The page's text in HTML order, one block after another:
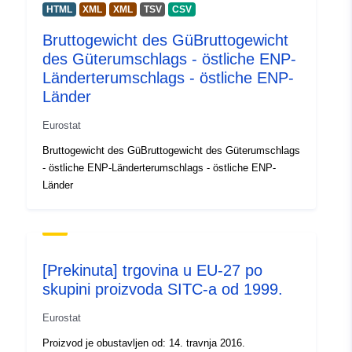
Ostali
identifikatori:
https://doi.org/10.2908/
Prava pristupa: public
pokrivenost:
- 31 December 2025
Tip:
Resurs:
HTML XML XML TSV CSV
Bruttogewicht des GüBruttogewicht
des Güterumschlags - östliche ENP-
Länderterumschlags - östliche ENP-
Länder
Eurostat
Bruttogewicht des GüBruttogewicht des Güterumschlags
- östliche ENP-Länderterumschlags - östliche ENP-
Länder
[Prekinuta] trgovina u EU-27 po
skupini proizvoda SITC-a od 1999.
Eurostat
Proizvod je obustavljen od: 14. travnja 2016.